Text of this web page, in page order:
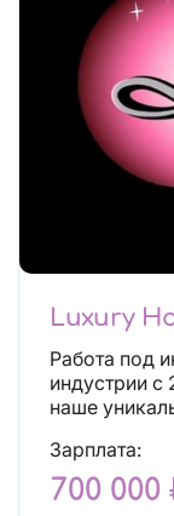
Luxury
Работа под инди От 700 000₽ в
индустрии с
наше
Зарплата:
700 000